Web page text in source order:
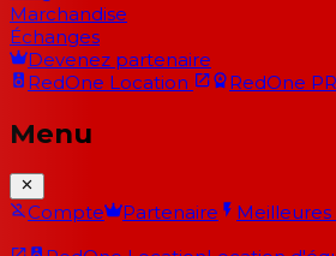
Marchandise
Échanges
Devenez partenaire
RedOne Location RedOne
Menu
Compte Partenaire Meilleures